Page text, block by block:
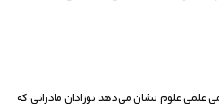
علمی علوم نشان می‌دهد نوزادان مادرانی که